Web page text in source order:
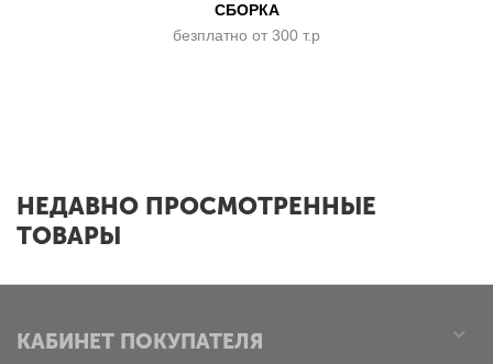
СБОРКА
безплатно от 300 т.р
НЕДАВНО ПРОСМОТРЕННЫЕ
ТОВАРЫ
КАБИНЕТ ПОКУПАТЕЛЯ